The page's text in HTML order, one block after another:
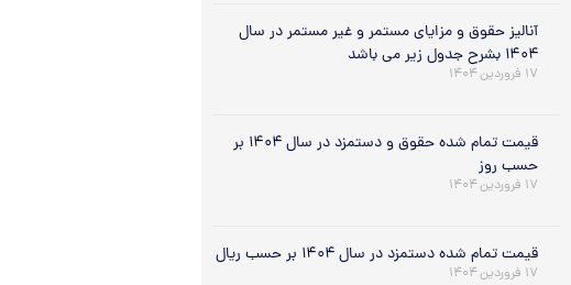
آنالیز حقوق و مزایای مستمر و غیر مستمر در سال
۱۴۰۴ بشرح جدول زیر می باشد
۱۷ فروردین ۱۴۰۴
قیمت تمام شده حقوق و دستمزد در سال ۱۴۰۴ بر
حسب روز
۱۷ فروردین ۱۴۰۴
قیمت تمام شده دستمزد در سال ۱۴۰۴ بر حسب ریال
۱۷ فروردین ۱۴۰۴